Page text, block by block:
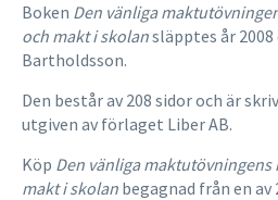
Boken Den vänliga
och makt i skolansläpptes år 2008
Bartholdsson.
Den består av 208 sidor och är
utgiven av förlaget Liber AB.
Köp Den vänliga
makt i skolan begagnad från en